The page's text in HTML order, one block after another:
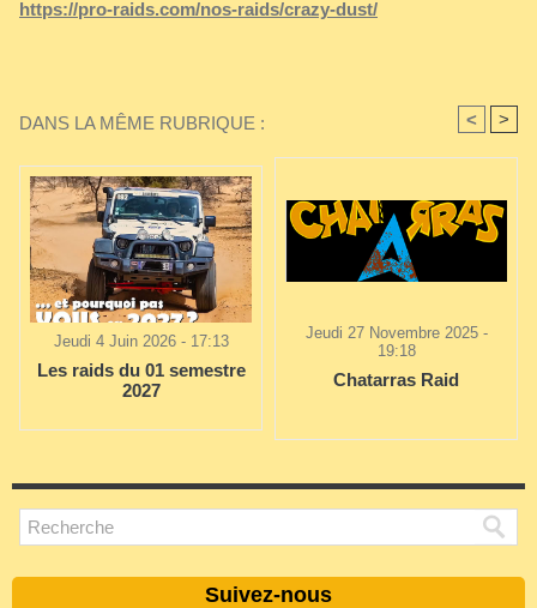
https://pro-raids.com/nos-raids/crazy-dust/
DANS LA MÊME RUBRIQUE : < >
Jeudi 4 Juin 2026 - 17:13
Les raids du 01 semestre
2027
Jeudi 27 Novembre 2025 -
19:18
Chatarras Raid
Suivez-nous